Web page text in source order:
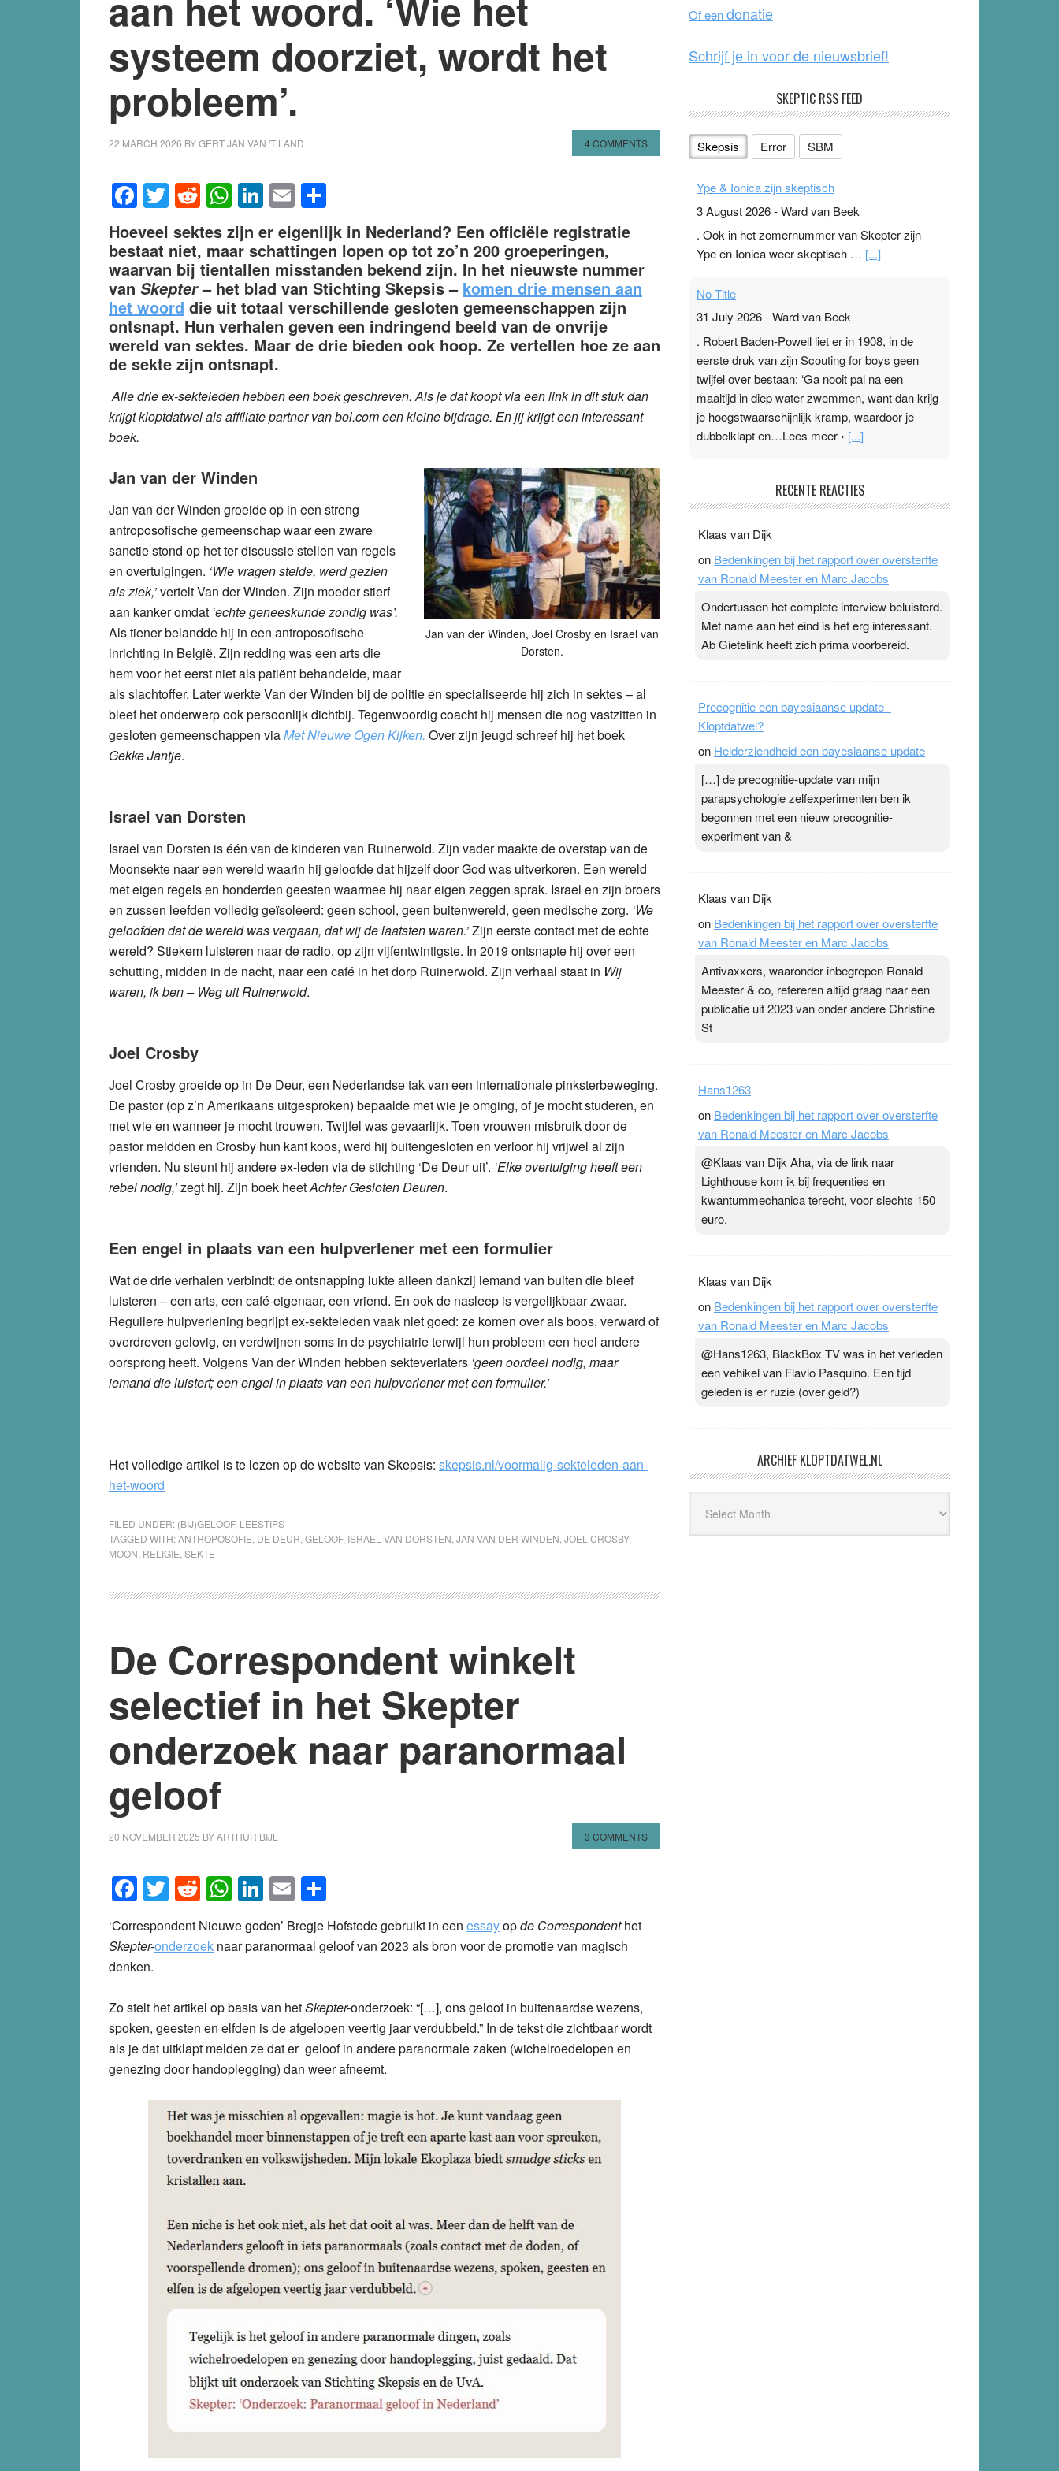
systeem doorziet, wordt het
probleem’.
22 MARCH 2026 BYGERT JAN VAN 'T LAND 4 COMMENTS
Facebook
Twitter
Reddit
WhatsApp
LinkedIn
Email
Hoeveel sektes zijn er eigenlijk in Nederland? Een officiële registratie
bestaat niet, maar schattingen lopen op tot zo’n 200 groeperingen,
waarvan bij tientallen misstanden bekend zijn. In het nieuwste nummer
van Skepter– het blad van Stichting Skepsis – komen drie mensen aan
het woord die uit totaal verschillende gesloten gemeenschappen zijn
ontsnapt. Hun verhalen geven een indringend beeld van de onvrije
wereld van sektes. Maar de drie bieden ook hoop. Ze vertellen hoe ze aan
de sekte zijn ontsnapt.
Alle drie ex-sekteleden hebben een boek geschreven. Als je dat koopt via een link in dit stuk dan
krijgt kloptdatwel als affiliate partner van bol.com een kleine bijdrage. En jij krijgt een interessant
boek.
Jan van der Winden, Joel Crosby en Israel van
Dorsten.
Jan van der Winden
Jan van der Winden groeide op in een streng
antroposofische gemeenschap waar een zware
sanctie stond op het ter discussie stellen van regels
en overtuigingen. ‘Wie vragen stelde, werd gezien
als ziek,’vertelt Van der Winden. Zijn moeder stierf
aan kanker omdat ‘echte geneeskunde zondig was’.
Als tiener belandde hij in een antroposofische
inrichting in België. Zijn redding was een arts die
hem voor het eerst niet als patiënt behandelde, maar
als slachtoffer. Later werkte Van der Winden bij de politie en specialiseerde hij zich in sektes – al
bleef het onderwerp ook persoonlijk dichtbij. Tegenwoordig coacht hij mensen die nog vastzitten in
gesloten gemeenschappen viaMet Nieuwe Ogen Kijken. Over zijn jeugd schreef hij het boek
Gekke Jantje.
Israel van Dorsten
Israel van Dorsten is één van de kinderen van Ruinerwold. Zijn vader maakte de overstap van de
Moonsekte naar een wereld waarin hij geloofde dat hijzelf door God was uitverkoren. Een wereld
met eigen regels en honderden geesten waarmee hij naar eigen zeggen sprak. Israel en zijn broers
en zussen leefden volledig geïsoleerd: geen school, geen buitenwereld, geen medische zorg. ‘We
geloofden dat de wereld was vergaan, dat wij de laatsten waren.’Zijn eerste contact met de echte
wereld? Stiekem luisteren naar de radio, op zijn vijfentwintigste. In 2019 ontsnapte hij over een
schutting, midden in de nacht, naar een café in het dorp Ruinerwold. Zijn verhaal staat in Wij
waren, ik ben – Weg uit Ruinerwold.
Joel Crosby
Joel Crosby groeide op in De Deur, een Nederlandse tak van een internationale pinksterbeweging.
De pastor (op z’n Amerikaans uitgesproken) bepaalde met wie je omging, of je mocht studeren, en
met wie en wanneer je mocht trouwen. Twijfel was gevaarlijk. Toen vrouwen misbruik door de
pastor meldden en Crosby hun kant koos, werd hij buitengesloten en verloor hij vrijwel al zijn
vrienden. Nu steunt hij andere ex-leden via de stichting ‘De Deur uit’. ‘Elke overtuiging heeft een
rebel nodig,’zegt hij. Zijn boek heetAchter Gesloten Deuren.
Een engel in plaats van een hulpverlener met een formulier
Wat de drie verhalen verbindt: de ontsnapping lukte alleen dankzij iemand van buiten die bleef
luisteren – een arts, een café-eigenaar, een vriend. En ook de nasleep is vergelijkbaar zwaar.
Reguliere hulpverlening begrijpt ex-sekteleden vaak niet goed: ze komen over als boos, verward of
overdreven gelovig, en verdwijnen soms in de psychiatrie terwijl hun probleem een heel andere
oorsprong heeft. Volgens Van der Winden hebben sekteverlaters ‘geen oordeel nodig, maar
iemand die luistert; een engel in plaats van een hulpverlener met een formulier.’
Het volledige artikel is te lezen op de website van Skepsis: skepsis.nl/voormalig-sekteleden-aan-
het-woord
FILED UNDER: (BIJ)GELOOF, LEESTIPS
TAGGED WITH:ANTROPOSOFIE DE DEUR GELOOF, ISRAEL VAN DORSTEN JAN VAN DER WINDEN JOEL CROSBY,
MOON RELIGIE SEKTE
De Correspondent winkelt
selectief in het Skepter
onderzoek naar paranormaal
geloof
20 NOVEMBER 2025 BYARTHUR BIJL 3 COMMENTS
Facebook
Twitter
Reddit
WhatsApp
LinkedIn
Email
‘Correspondent Nieuwe goden’ Bregje Hofstede gebruikt in een essayopde Correspondenthet
Skepter-onderzoek naar paranormaal geloof van 2023 als bron voor de promotie van magisch
denken.
Zo stelt het artikel op basis van hetSkepter-onderzoek: “[…], ons geloof in buitenaardse wezens,
spoken, geesten en elfden is de afgelopen veertig jaar verdubbeld.” In de tekst die zichtbaar wordt
als je dat uitklapt melden ze dat er geloof in andere paranormale zaken (wichelroedelopen en
genezing door handoplegging) dan weer afneemt.
k
Of eendonatie
Schrijf je in voor de nieuwsbrief!
SKEPTIC RSS FEED
Skepsis Error SBM
Ype & Ionica zijn skeptisch
3 August 2026-Ward van Beek
. Ook in het zomernummer van Skepter zijn
Ype en Ionica weer skeptisch … [...]
No Title
31 July 2026-Ward van Beek
. Robert Baden-Powell liet er in 1908, in de
eerste druk van zijn Scouting for boys geen
twijfel over bestaan: ‘Ga nooit pal na een
maaltijd in diep water zwemmen, want dan krijg
je hoogstwaarschijnlijk kramp, waardoor je
dubbelklapt en…Lees meer › [...]
Ward van Beek
topsporters. Ze hopen ermee hun hartslag te
verlagen terwijl ze meer zuurstof opnemen.
Daarop heeft zo’n pleister geen effect. Maar het
zijn. Door…Lees meer Pleisterplakkers in de
topspsort › [...]
RECENTE REACTIES
Klaas van Dijk
on Bedenkingen bij het rapport over oversterfte
van Ronald Meester en Marc Jacobs
Ondertussen het complete interview beluisterd.
Met name aan het eind is het erg interessant.
Ab Gietelink heeft zich prima voorbereid.
Precognitie een bayesiaanse update -
Kloptdatwel?
on Helderziendheid een bayesiaanse update
[…] de precognitie-update van mijn
parapsychologie zelfexperimenten ben ik
begonnen met een nieuw precognitie-
experiment van &
Klaas van Dijk
on Bedenkingen bij het rapport over oversterfte
van Ronald Meester en Marc Jacobs
Antivaxxers, waaronder inbegrepen Ronald
Meester & co, refereren altijd graag naar een
publicatie uit 2023 van onder andere Christine
St
Hans1263
on Bedenkingen bij het rapport over oversterfte
van Ronald Meester en Marc Jacobs
@Klaas van Dijk Aha, via de link naar
Lighthouse kom ik bij frequenties en
kwantummechanica terecht, voor slechts 150
euro.
Klaas van Dijk
on Bedenkingen bij het rapport over oversterfte
van Ronald Meester en Marc Jacobs
@Hans1263, BlackBox TV was in het verleden
een vehikel van Flavio Pasquino. Een tijd
geleden is er ruzie (over geld?)
ARCHIEF KLOPTDATWEL.NL
Kloptdatwel.nl